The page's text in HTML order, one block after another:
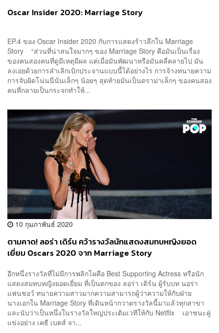
Oscar Insider 2020: Marriage Story
EP.4 ของ Oscar Insider 2020 กับการแสดงร้าวลึกใน Marriage
Story “ส่วนที่น่าสนใจมากๆ ของ Marriage Story คือมันเป็นเรื่อง
ของคนสองคนที่ดูมีเหตุมีผล แต่เมื่อมันพัฒนาหรือมันคลี่คลายไป มัน
ลงเอยด้วยการลำเลิกเบิกประจานแบบนี้ได้อย่างไร การจ้างทนายความ
การจับผิดโน่นนี่นั่นเล็กๆ น้อยๆ สุดท้ายมันเป็นดราม่าเล็กๆ ของคนสอง
คนที่กลายเป็นกระจกทำให้...
10 กุมภาพันธ์ 2020
ตามคาด! ลอร่า เดิร์น คว้ารางวัลนักแสดงสมทบหญิงยอด
เยี่ยม Oscars 2020 จาก Marriage Story
อีกหนึ่งรางวัลที่ไม่มีการพลิกโผคือ Best Supporting Actress หรือนัก
แสดงสมทบหญิงยอดเยี่ยม ที่เป็นตกของ ลอร่า เดิร์น ผู้รับบท นอร่า
แฟนชอว์ ทนายความสาวมากความสามารถผู้ว่าความให้กับฝ่าย
นางเอกใน Marriage Story ที่เดินหน้ากวาดรางวัลนี้มาแล้วทุกสาขา
และนับว่าเป็นหนึ่งในรางวัลใหญ่ประเดิมเวทีให้กับ Netflix เอาชนะคู่
แข่งอย่าง เคธี เบตส์ จา...